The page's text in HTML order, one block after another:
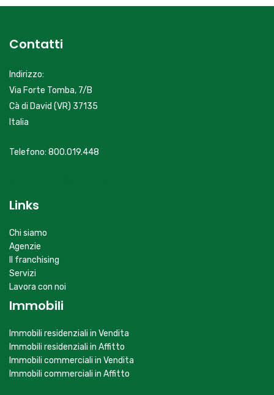
Contatti
Indirizzo:
Via Forte Tomba, 7/B
Cà di David (VR) 37135
Italia
Telefono: 800.019.448
Links
Chi siamo
Agenzie
Il franchising
Servizi
Lavora con noi
Immobili
Immobili residenziali in Vendita
Immobili residenziali in Affitto
Immobili commerciali in Vendita
Immobili commerciali in Affitto